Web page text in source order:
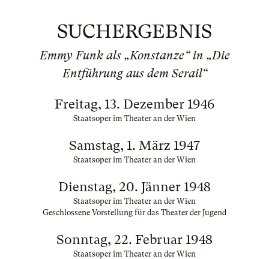
SUCHERGEBNIS
Emmy Funk als „Konstanze“ in „Die
Entführung aus dem Serail“
Freitag, 13. Dezember 1946
Staatsoper im Theater an der Wien
Samstag, 1. März 1947
Staatsoper im Theater an der Wien
Dienstag, 20. Jänner 1948
Staatsoper im Theater an der Wien
Geschlossene Vorstellung für das Theater der Jugend
Sonntag, 22. Februar 1948
Staatsoper im Theater an der Wien